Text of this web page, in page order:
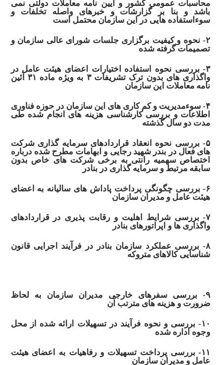
محاسبات عمومی کشور و آیین نامه معاملات دولتی نمی
باشد و بنا بر گزارشات و خبرهای واصله تخلفات و
سوءاستفاده هایی در این سازمان محتمل است
۲- نحوه و کیفیت برگزاری جلسات شورای عالی سازمان و
تصمیمات گرفته شده
۳- بررسی نحوه استفاده اختیارات اعضای هیئت عامل در
واگذاری های بدون ترک تشریفات ۳ به ویژه ماده ۳۱ آئین
نامه معاملات این سازمان
۴- سوءمدیریت و کم کاری های این سازمان در حوزه
فناوری
اطلاعات و بررسیکارشناسی هزینه های انجام شده طی
مدت دو سال گذشته
۵- بررسی نحوه انعقاد قراردادهای سرمایه گذاری شرکت
های فعال در بندر شهید رجایی و ابهامات مطرح شده درباره
اختصاص سهمیه رانتی به برخی شرکت های خاص بدون
سابقه مرتبط و سرمایه گذاری در بنادر
۶- بررسی چگونگی پرداخت پاداش های سالیانه به اعضای
هیئت عامل و مدیران سازمان
۷- بررسی شرایط اهلیت و رقابت پذیری در قراردادهای
واگذاری ها و اپراتورهای بنادر
۸- بررسی عملکرد سازمان بنادر در فرآیند اجرایی قانون
شناسایی کالاهای متروکه
۹- بررسی سفرهای خارجی مدیران سازمان به لحاظ
ضرورت و هزینه های مترتب آن
۱۰- بررسی و نحوه فرآیند در تسهیلات ارائه شده از محل
وجوه اداره شده
۱۱- بررسی پرداخت تسهیلات و رفاهیات به اعضای هیئت
عامل و مدیران سازمان